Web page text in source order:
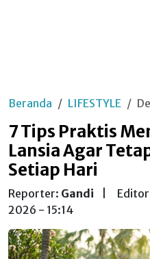
Beranda LIFESTYLE
7 Tips Praktis
Lansia Agar
Setiap Hari
Reporter: Gandi
2026 - 15:14